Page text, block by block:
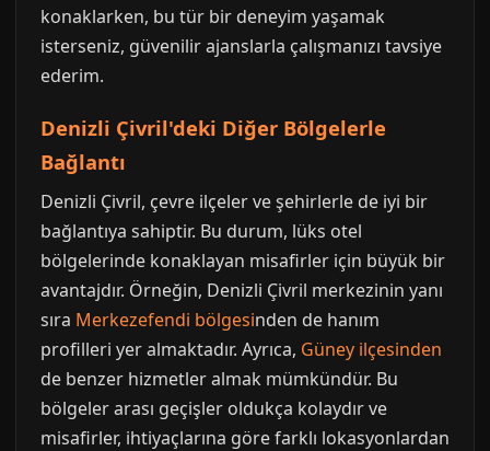
konaklarken, bu tür bir deneyim yaşamak
isterseniz, güvenilir ajanslarla çalışmanızı tavsiye
ederim.
Denizli Çivril'deki Diğer Bölgelerle
Bağlantı
Denizli Çivril, çevre ilçeler ve şehirlerle de iyi bir
bağlantıya sahiptir. Bu durum, lüks otel
bölgelerinde konaklayan misafirler için büyük bir
avantajdır. Örneğin, Denizli Çivril merkezinin yanı
sıra Merkezefendi bölgesinden de hanım
profilleri yer almaktadır. Ayrıca, Güney ilçesinden
de benzer hizmetler almak mümkündür. Bu
bölgeler arası geçişler oldukça kolaydır ve
misafirler, ihtiyaçlarına göre farklı lokasyonlardan